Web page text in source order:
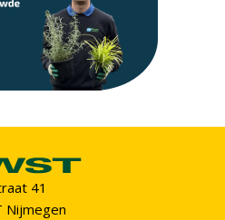
41
Nijmegen